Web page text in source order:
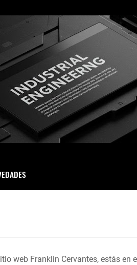
web Franklin Cervantes, estás